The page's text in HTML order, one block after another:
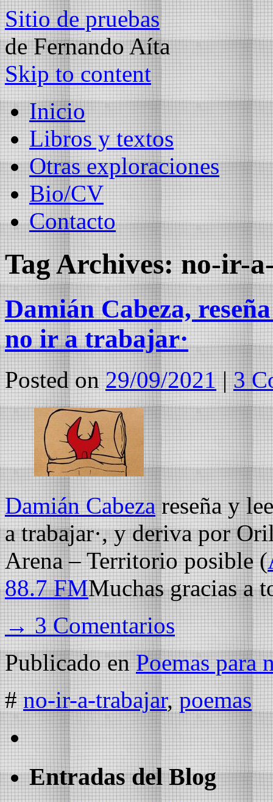
Sitio de pruebas
de Fernando Aíta
Skip to content
Inicio
Libros y textos
Otras exploraciones
Bio/CV
Contacto
Tag Archives:no-ir-
Damián Cabeza,
no ir a trabajar·
Posted on 29/09/2021 | 3
Damián Cabezareseña y
a trabajar·, y deriva por
Arena – Territorio posible (
88.7 FMMuchas gracias a
→ 3 Comentarios
Publicado en Poemas para
# no-ir-a-trabajar,poemas
Entradas del Blog